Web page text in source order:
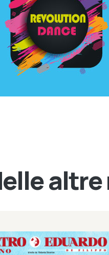
Revolution Dance
Rassegna di danza
contemporanea – I Edizione
altre